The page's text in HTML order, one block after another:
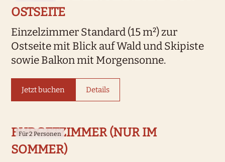
OSTSEITE
Einzelzimmer Standard (15 m²) zur
Ostseite mit Blick auf Wald und Skipiste
sowie Balkon mit Morgensonne.
Jetzt buchen Details
Für 2 Personen
BUDGETZIMMER (NUR IM
SOMMER)